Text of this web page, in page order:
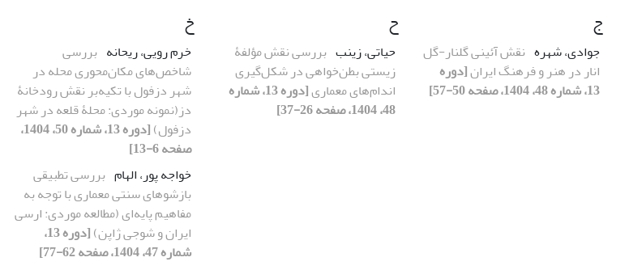
ج
جوادی، شهره نقش آئینی گلنار-گل
انار در هنر و فرهنگ ایران[دوره
13، شماره 48، 1404، صفحه 50-57]
ح
حیاتی، زینب بررسی نقش مؤلفۀ
زیستی بطن‌خواهی در شکل‌گیری
اندام‌های معماری
[دوره 13، شماره
48، 1404، صفحه 26-37]
خ
خرم رویی، ریحانه بررسی
شاخص‌های مکان‌محوری محله در
شهر دزفول با تکیه‌بر نقش رودخانۀ
دز(نمونه موردی: محلۀ قلعه در شهر
دزفول)
[دوره 13، شماره 50، 1404،
صفحه 6-13]
خواجه پور، الهام بررسی تطبیقی
بازشوهای سنتی معماری با توجه به
مفاهیم پایه‌‌ای (مطالعه موردی: ارسی
ایران و شوجی ژاپن)
[دوره 13،
شماره 47، 1404، صفحه 62-77]